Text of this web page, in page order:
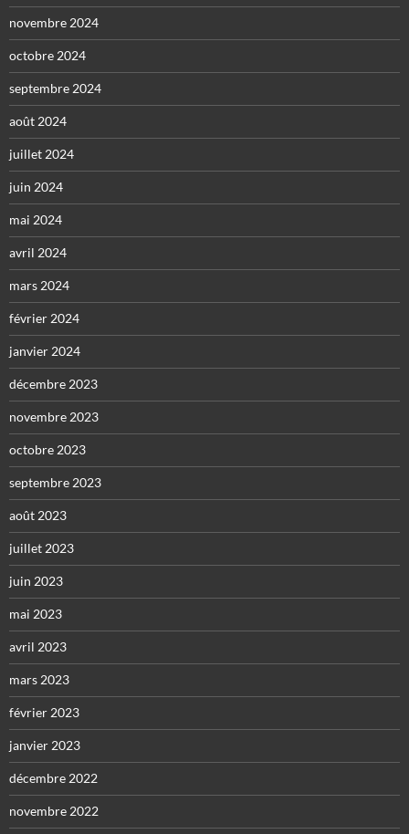
novembre 2024
octobre 2024
septembre 2024
août 2024
juillet 2024
juin 2024
mai 2024
avril 2024
mars 2024
février 2024
janvier 2024
décembre 2023
novembre 2023
octobre 2023
septembre 2023
août 2023
juillet 2023
juin 2023
mai 2023
avril 2023
mars 2023
février 2023
janvier 2023
décembre 2022
novembre 2022